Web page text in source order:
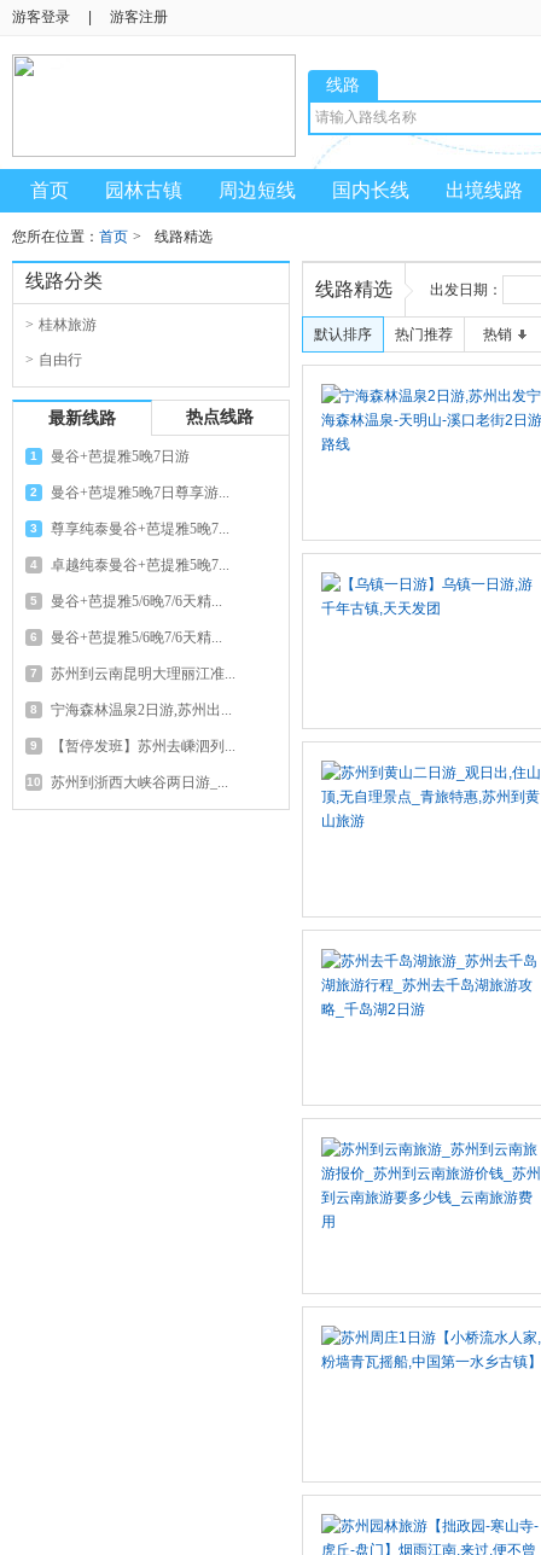
游客登录 游客注册
线路
首页 园林古镇 周边短线 国内长线 出境线路
您所在位置： 首页 > 线路精选
线路分类
> 桂林旅游
> 自由行
最新线路 热点线路
1 曼谷+芭提雅5晚7日游
2 曼谷+芭堤雅5晚7日尊享游...
3 尊享纯泰曼谷+芭堤雅5晚7...
4 卓越纯泰曼谷+芭提雅5晚7...
5 曼谷+芭提雅5/6晚7/6天精...
6 曼谷+芭提雅5/6晚7/6天精...
7 苏州到云南昆明大理丽江准...
8 宁海森林温泉2日游,苏州出...
9 【暂停发班】苏州去嵊泗列...
10 苏州到浙西大峡谷两日游_...
线路精选 出发日期：
默认排序 热门推荐 热销